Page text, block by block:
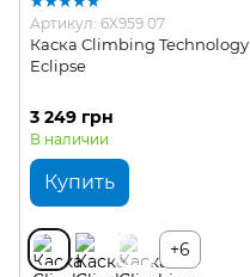
Артикул: 6X959 07
Каска Climbing Technology
Eclipse
3 249 грн
В наличии
Купить
+6